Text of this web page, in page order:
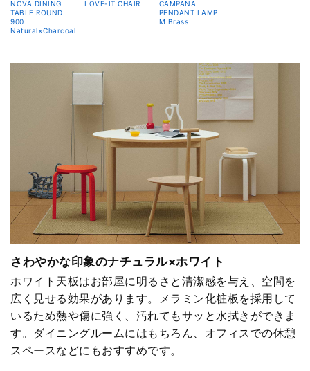
NOVA DINING
TABLE ROUND
900
Natural×Charcoal
LOVE-IT CHAIR
CAMPANA
PENDANT LAMP
M Brass
さわやかな印象のナチュラル×ホワイト
ホワイト天板はお部屋に明るさと清潔感を与え、空間を
広く見せる効果があります。メラミン化粧板を採用して
いるため熱や傷に強く、汚れてもサッと水拭きができま
す。ダイニングルームにはもちろん、オフィスでの休憩
スペースなどにもおすすめです。